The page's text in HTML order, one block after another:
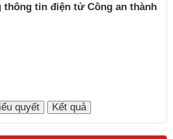
thông tin điện tử Công an thành